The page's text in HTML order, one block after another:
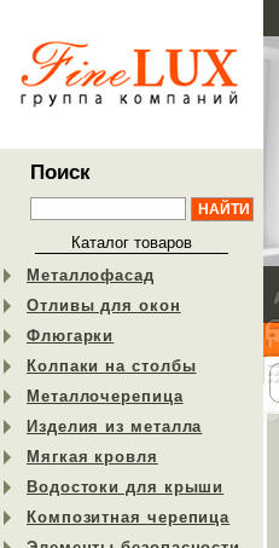
Поиск
Каталог товаров
Металлофасад
Отливы для окон
Флюгарки
Колпаки на столбы
Металлочерепица
Изделия из металла
Мягкая кровля
Водостоки для крыши
Композитная черепица